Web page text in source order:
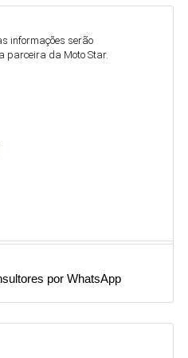
informações serão
parceira da Moto Star.
por WhatsApp